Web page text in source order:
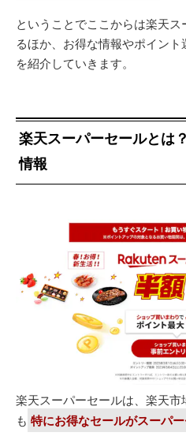
ということでここからは楽天
るほか、お得な情報やポイン
を紹介していきます。
楽天スーパーセールとは
情報
楽天スーパーセールは、楽天
も 特にお得なセールがスーパ